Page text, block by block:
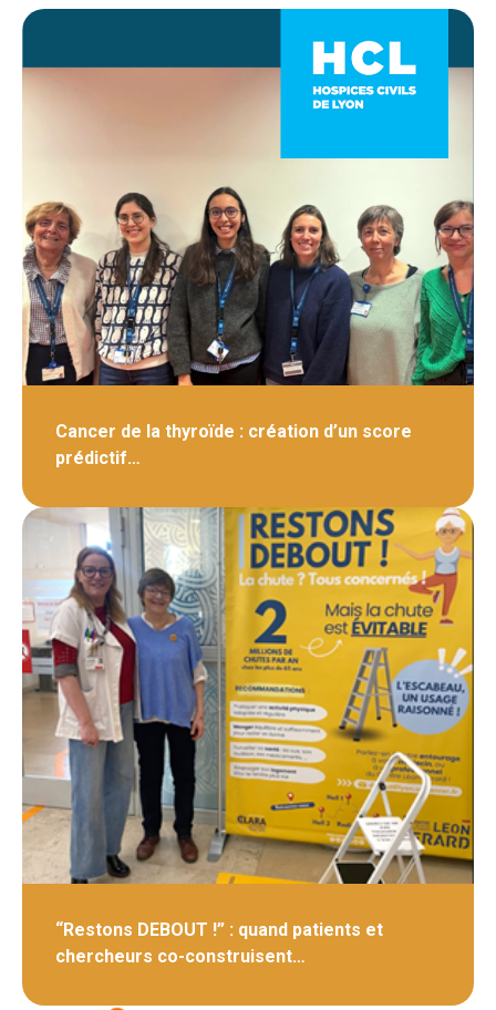
Cancer de la thyroïde : création d’un score
prédictif…
“Restons DEBOUT !” : quand patients et
chercheurs co-construisent…